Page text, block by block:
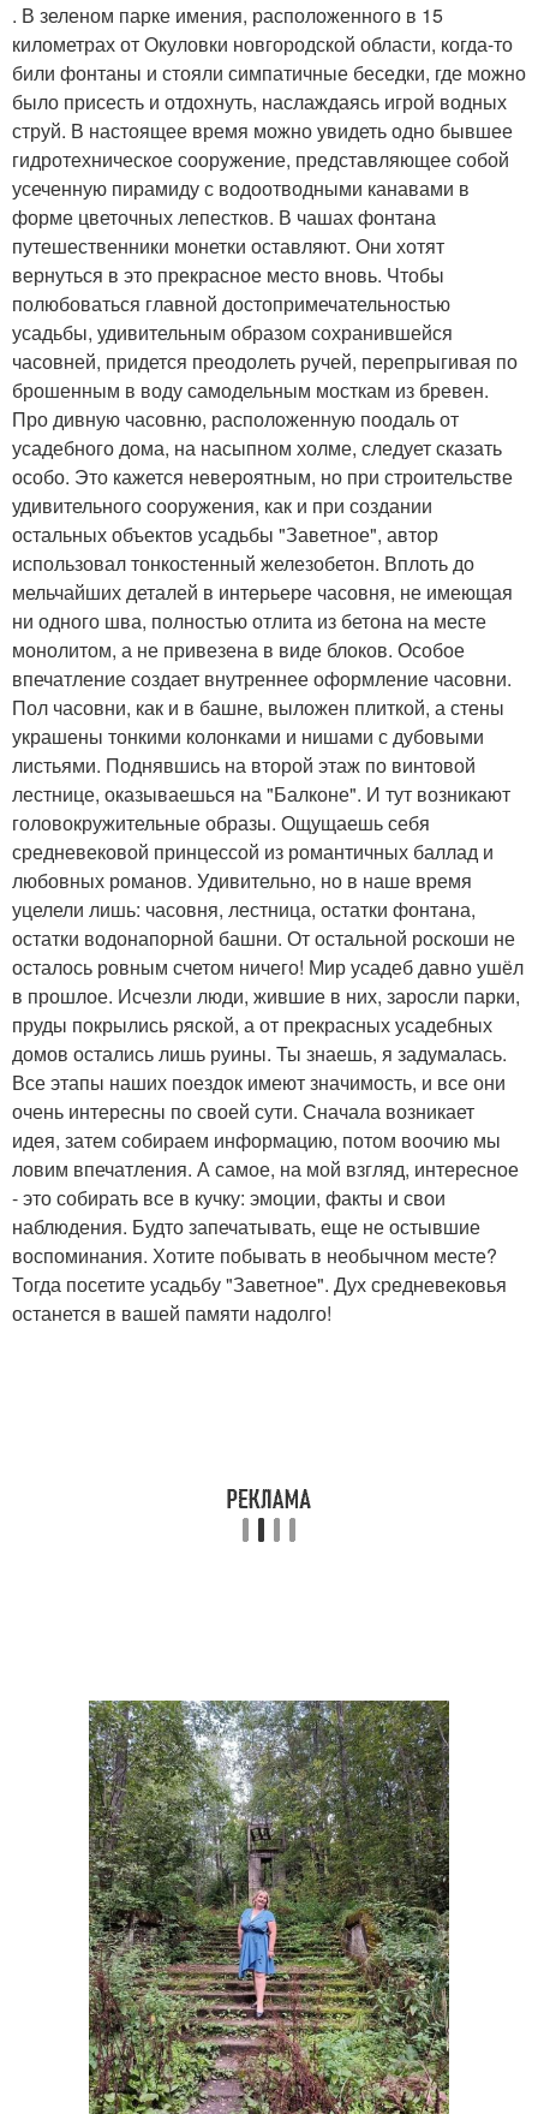
. В зеленом парке имения, расположенного в 15
километрах от Окуловки новгородской области, когда-то
били фонтаны и стояли симпатичные беседки, где можно
было присесть и отдохнуть, наслаждаясь игрой водных
струй. В настоящее время можно увидеть одно бывшее
гидротехническое сооружение, представляющее собой
усеченную пирамиду с водоотводными канавами в
форме цветочных лепестков. В чашах фонтана
путешественники монетки оставляют. Они хотят
вернуться в это прекрасное место вновь. Чтобы
полюбоваться главной достопримечательностью
усадьбы, удивительным образом сохранившейся
часовней, придется преодолеть ручей, перепрыгивая по
брошенным в воду самодельным мосткам из бревен.
Про дивную часовню, расположенную поодаль от
усадебного дома, на насыпном холме, следует сказать
особо. Это кажется невероятным, но при строительстве
удивительного сооружения, как и при создании
остальных объектов усадьбы "Заветное", автор
использовал тонкостенный железобетон. Вплоть до
мельчайших деталей в интерьере часовня, не имеющая
ни одного шва, полностью отлита из бетона на месте
монолитом, а не привезена в виде блоков. Особое
впечатление создает внутреннее оформление часовни.
Пол часовни, как и в башне, выложен плиткой, а стены
украшены тонкими колонками и нишами с дубовыми
листьями. Поднявшись на второй этаж по винтовой
лестнице, оказываешься на "Балконе". И тут возникают
головокружительные образы. Ощущаешь себя
средневековой принцессой из романтичных баллад и
любовных романов. Удивительно, но в наше время
уцелели лишь: часовня, лестница, остатки фонтана,
остатки водонапорной башни. От остальной роскоши не
осталось ровным счетом ничего! Мир усадеб давно ушёл
в прошлое. Исчезли люди, жившие в них, заросли парки,
пруды покрылись ряской, а от прекрасных усадебных
домов остались лишь руины. Ты знаешь, я задумалась.
Все этапы наших поездок имеют значимость, и все они
очень интересны по своей сути. Сначала возникает
идея, затем собираем информацию, потом воочию мы
ловим впечатления. А самое, на мой взгляд, интересное
- это собирать все в кучку: эмоции, факты и свои
наблюдения. Будто запечатывать, еще не остывшие
воспоминания. Хотите побывать в необычном месте?
Тогда посетите усадьбу "Заветное". Дух средневековья
останется в вашей памяти надолго!